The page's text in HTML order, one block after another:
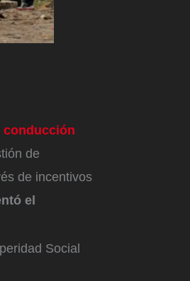
conducción
de
de incentivos
el
Social